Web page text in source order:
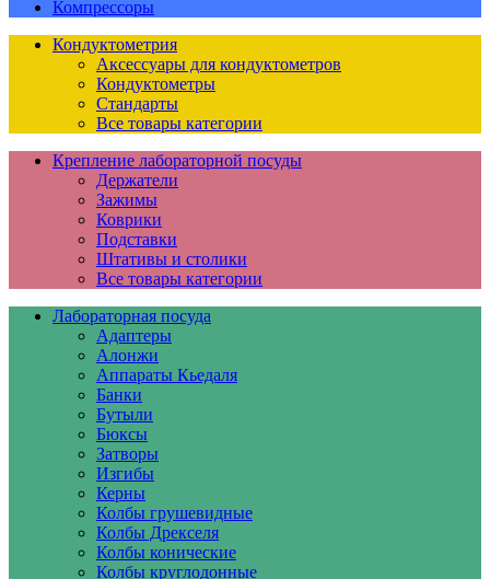
Компрессоры
Кондуктометрия
Аксессуары для кондуктометров
Кондуктометры
Стандарты
Все товары категории
Крепление лабораторной посуды
Держатели
Зажимы
Коврики
Подставки
Штативы и столики
Все товары категории
Лабораторная посуда
Адаптеры
Алонжи
Аппараты Кьедаля
Банки
Бутыли
Бюксы
Затворы
Изгибы
Керны
Колбы грушевидные
Колбы Дрекселя
Колбы конические
Колбы круглодонные